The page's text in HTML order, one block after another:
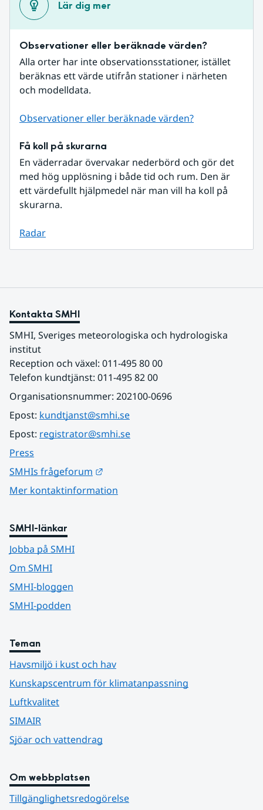
Lär dig mer
Observationer eller beräknade värden?
Alla orter har inte observationsstationer, istället
beräknas ett värde utifrån stationer i närheten
och modelldata.
Observationer eller beräknade värden?
Få koll på skurarna
En väderradar övervakar nederbörd och gör det
med hög upplösning i både tid och rum. Den är
ett värdefullt hjälpmedel när man vill ha koll på
skurarna.
Radar
Kontakta SMHI
SMHI, Sveriges meteorologiska och hydrologiska
institut
Reception och växel: 011-495 80 00
Telefon kundtjänst: 011-495 82 00
Organisationsnummer: 202100-0696
Epost: kundtjanst@smhi.se
Epost: registrator@smhi.se
Press
SMHIs frågeforum
Mer kontaktinformation
SMHI-länkar
Jobba på SMHI
Om SMHI
SMHI-bloggen
SMHI-podden
Teman
Havsmiljö i kust och hav
Kunskapscentrum för klimatanpassning
Luftkvalitet
SIMAIR
Sjöar och vattendrag
Om webbplatsen
Tillgänglighetsredogörelse